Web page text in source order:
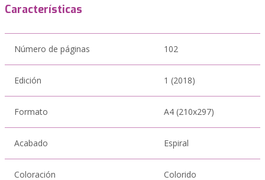
Características
Número de páginas 102
Edición 1 (2018)
Formato A4 (210x297)
Acabado Espiral
Coloración Colorido